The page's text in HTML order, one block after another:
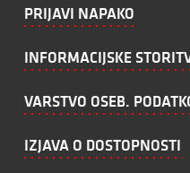
PRIJAVI NAPAKO
INFORMACIJSKE
VARSTVO OSEB.
IZJAVA O DOSTOPNOSTI